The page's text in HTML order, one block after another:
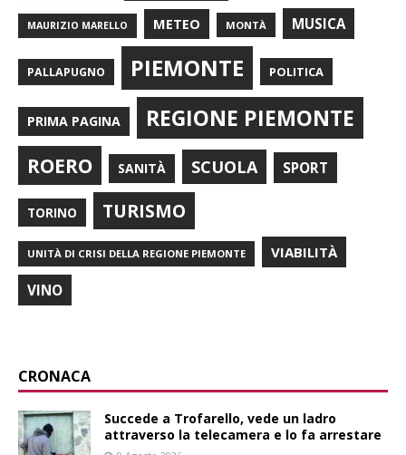
MAURIZIO MARELLO METEO MONTÀ MUSICA
PALLAPUGNO PIEMONTE POLITICA
PRIMA PAGINA REGIONE PIEMONTE
ROERO SANITÀ SCUOLA SPORT
TORINO TURISMO
UNITÀ DI CRISI DELLA REGIONE PIEMONTE VIABILITÀ
VINO
CRONACA
Succede a Trofarello, vede un ladro
attraverso la telecamera e lo fa arrestare